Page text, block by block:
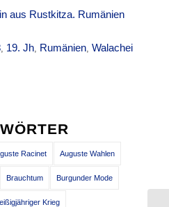
aus Rustkitza. Rumänien
, 19. Jh, Rumänien,Walachei
Racinet Auguste Wahlen
Brauchtum Burgunder Mode
Krieg